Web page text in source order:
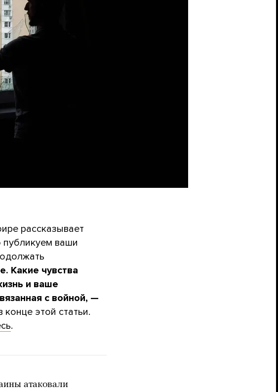
рассказывает
ваши
Какие чувства
и ваше
с войной, —
этой статьи.
.
атаковали